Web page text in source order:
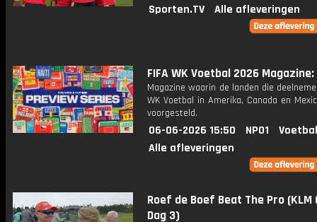
Sporten.TV
Alle afleveringen
FIFA WK Voetbal 2026
Magazine waarin de landen die
WK Voetbal in Amerika, Canada en
voorgesteld.
06-06-2026 15:50 NPO1
Alle afleveringen
Roef de Boef Beat The Pro (KLM
Dag 3)